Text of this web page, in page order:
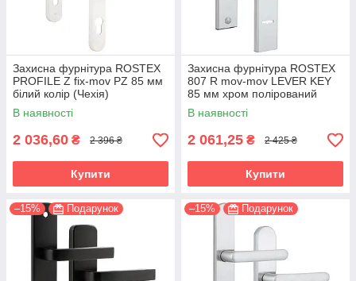
Захисна фурнітура ROSTEX
PROFILE Z fix-mov PZ 85 мм
білий колір (Чехія)
В наявності
2 036,60 ₴ 2 396 ₴
Купити
Захисна фурнітура ROSTEX
807 R mov-mov LEVER KEY
85 мм хром полірований
(Чехія)
В наявності
2 061,25 ₴ 2 425 ₴
Купити
–15% Подарунок –15% Подарунок